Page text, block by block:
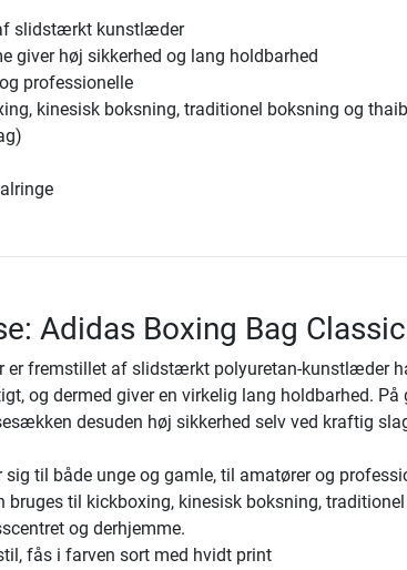
slidstærkt kunstlæder
giver høj sikkerhed og lang holdbarhed
professionelle
kinesisk boksning, traditionel boksning og
Adidas Boxing Bag Classic
er fremstillet af slidstærkt polyuretan-kunstlæder
og dermed giver en virkelig lang holdbarhed. På
desuden høj sikkerhed selv ved kraftig
til både unge og gamle, til amatører og
bruges til kickboxing, kinesisk boksning, traditionel
og derhjemme.
fås i farven sort med hvidt print